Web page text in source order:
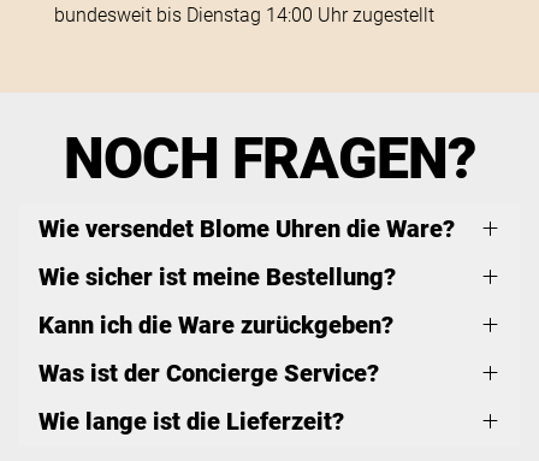
bundesweit bis Dienstag 14:00 Uhr zugestellt
NOCH FRAGEN?
Wie versendet Blome Uhren die Ware?
Wie sicher ist meine Bestellung?
Kann ich die Ware zurückgeben?
Was ist der Concierge Service?
Wie lange ist die Lieferzeit?